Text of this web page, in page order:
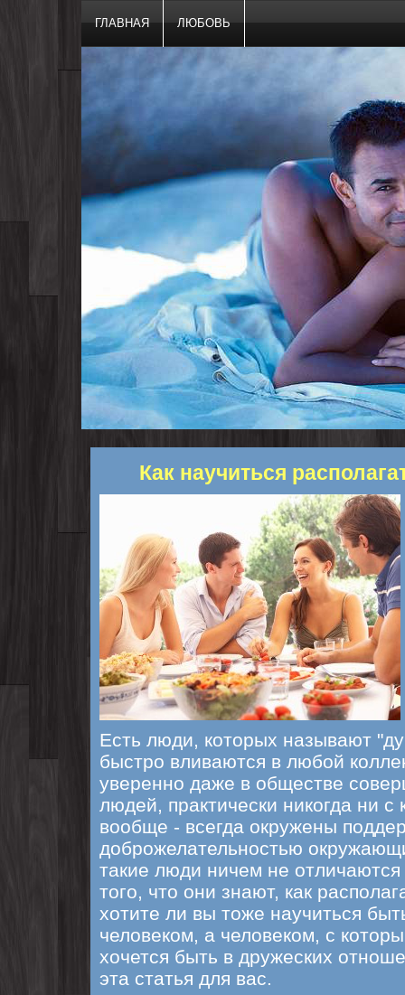
ГЛАВНАЯ ЛЮБОВЬ
Как научиться
Есть люди, которых называют
быстро вливаются в любой
уверенно даже в обществе
людей, практически никогда ни
вообще - всегда окружены
доброжелательностью
такие люди ничем не
того, что они знают, как
хотите ли вы тоже научиться
человеком, а человеком, с
хочется быть в дружеских
эта статья для вас.